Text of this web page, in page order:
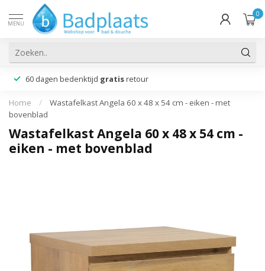
MENU
0
60 dagen bedenktijd gratis retour
Home /
Wastafelkast Angela 60 x 48 x 54 cm - eiken - met
bovenblad
Wastafelkast Angela 60 x 48 x 54 cm -
eiken - met bovenblad